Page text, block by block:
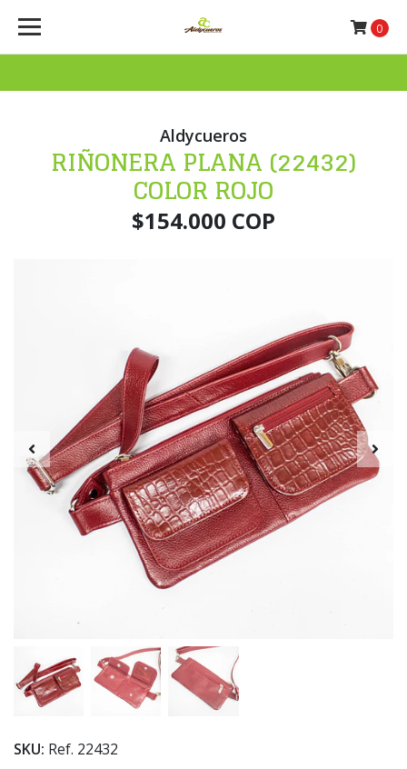
0
Aldycueros
RIÑONERA PLANA (22432)
COLOR ROJO
$154.000 COP
SKU: Ref. 22432